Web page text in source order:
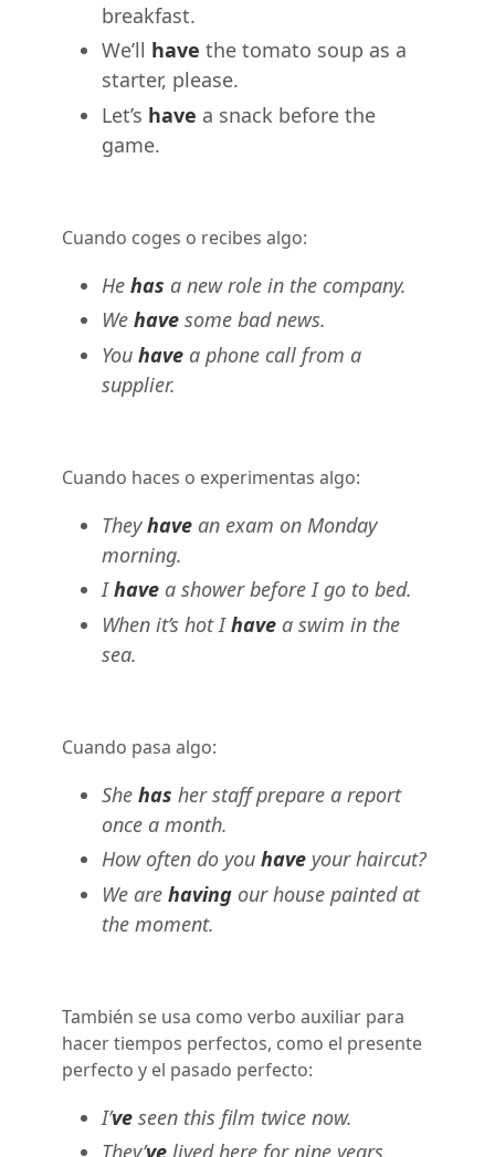
breakfast.
We’ll have the tomato soup as a
starter, please.
Let’s have a snack before the
game.
Cuando coges o recibes algo:
He has a new role in the company.
We have some bad news.
You have a phone call from a
supplier.
Cuando haces o experimentas algo:
Theyhave an exam on Monday
morning.
Ihave a shower before I go to bed.
When it’s hot Ihave a swim in the
sea.
Cuando pasa algo:
She has her staff prepare a report
once a month.
How often do you have your haircut?
We are having our house painted at
the moment.
También se usa como verbo auxiliar para
hacer tiempos perfectos, como el presente
perfecto y el pasado perfecto:
I’ve seen this film twice now.